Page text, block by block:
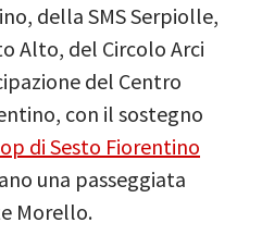
della SMS Serpiolle,
Alto, del Circolo Arci
del Centro
con il sostegno
di Sesto Fiorentino
una passeggiata
Morello.